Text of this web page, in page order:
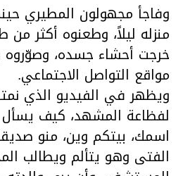
وفاجأ مجهولون المطيري
منزله ليلاً، وطعنوه أكثر
خرجت أحشاء جسده، وصوّروه
مواقع التواصل الاجتماعي.
ويظهر في الفيديو الذي
لفظاعة المشهد، كيف يسأل
اسمك، بيتكم وين، منو
الفتى وهو يتألم ويطالب